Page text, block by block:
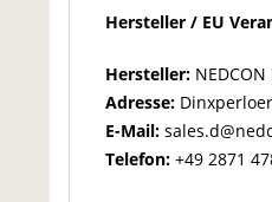
Hersteller / EU
Hersteller:
Adresse:
E-Mail:
Telefon: +49 2871